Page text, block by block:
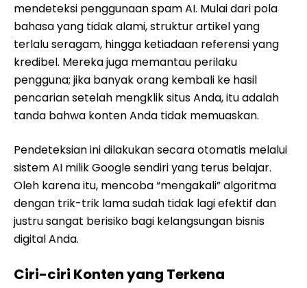
mendeteksi penggunaan spam AI. Mulai dari pola
bahasa yang tidak alami, struktur artikel yang
terlalu seragam, hingga ketiadaan referensi yang
kredibel. Mereka juga memantau perilaku
pengguna; jika banyak orang kembali ke hasil
pencarian setelah mengklik situs Anda, itu adalah
tanda bahwa konten Anda tidak memuaskan.
Pendeteksian ini dilakukan secara otomatis melalui
sistem AI milik Google sendiri yang terus belajar.
Oleh karena itu, mencoba “mengakali” algoritma
dengan trik-trik lama sudah tidak lagi efektif dan
justru sangat berisiko bagi kelangsungan bisnis
digital Anda.
Ciri-ciri Konten yang Terkena